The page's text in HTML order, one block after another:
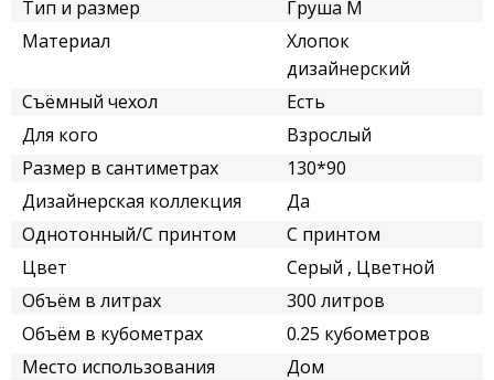
Тип и размер
Груша M
Материал
Хлопок
дизайнерский
Съёмный чехол
Есть
Для кого
Взрослый
Размер в сантиметрах
130*90
Дизайнерская коллекция
Да
Однотонный/С принтом
С принтом
Цвет
Серый , Цветной
Объём в литрах
300 литров
Объём в кубометрах
0.25 кубометров
Место использования
Дом